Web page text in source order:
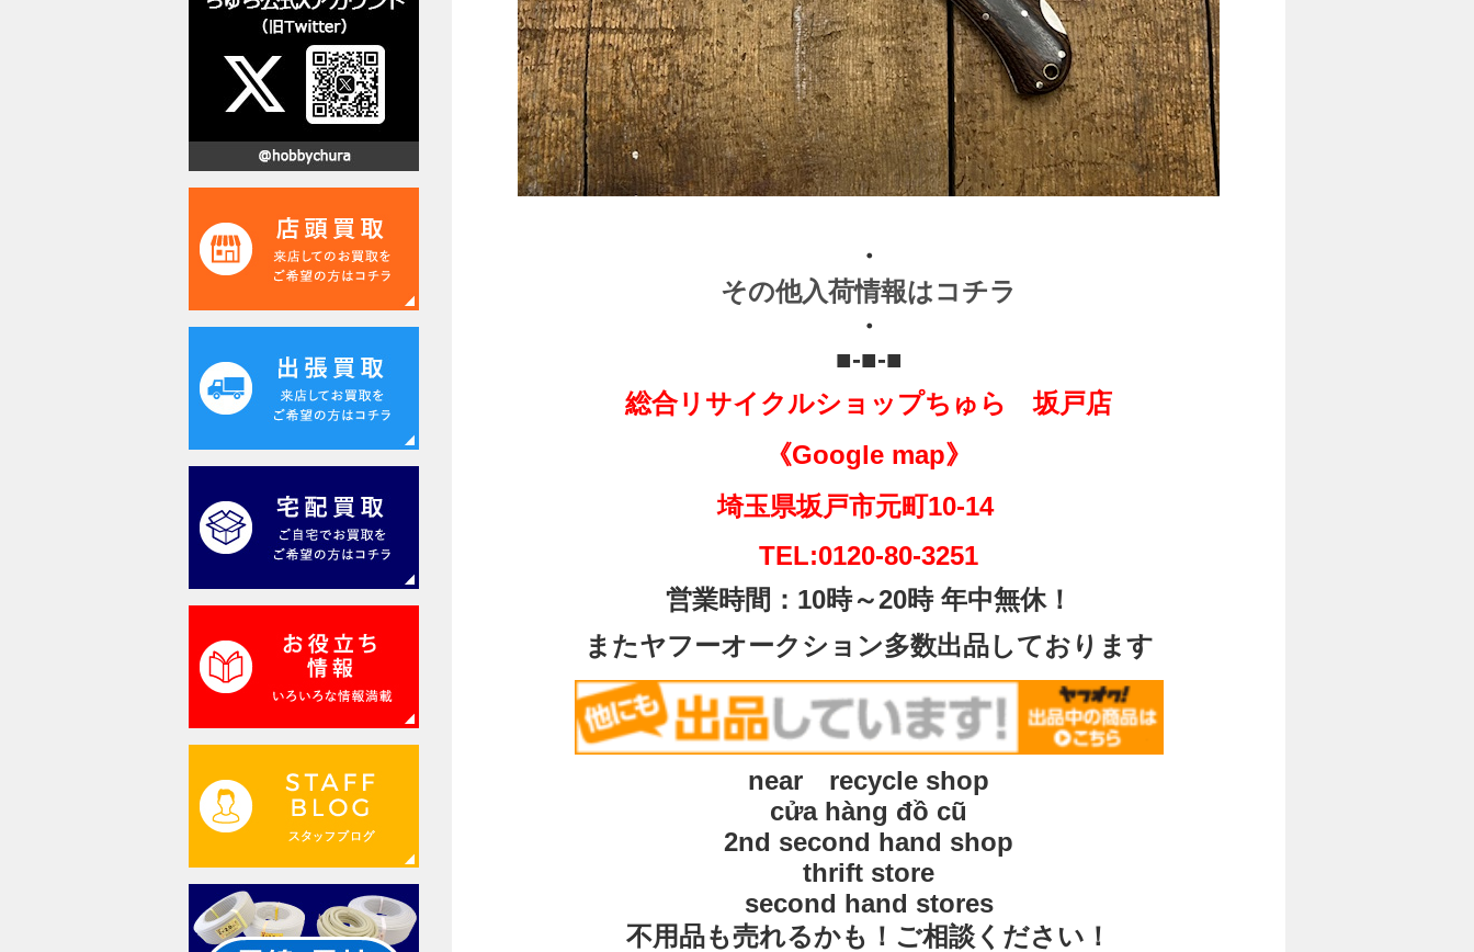
・
その他入荷情報はコチラ
・
■-■-■
総合リサイクルショップちゅら 坂戸店
《Google map》
埼玉県坂戸市元町10-14
TEL:0120-80-3251
営業時間：10時～20時 年中無休！
またヤフーオークション多数出品しております
near recycle shop
cửa hàng đồ cũ
2nd second hand shop
thrift store
second hand stores
不用品も売れるかも！ご相談ください！